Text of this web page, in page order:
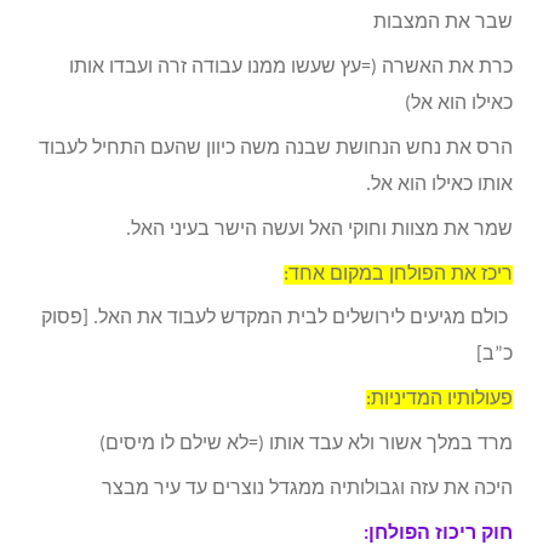
שבר את המצבות
כרת את האשרה (=עץ שעשו ממנו עבודה זרה ועבדו אותו
כאילו הוא אל)
הרס את נחש הנחושת שבנה משה כיוון שהעם התחיל לעבוד
אותו כאילו הוא אל.
שמר את מצוות וחוקי האל ועשה הישר בעיני האל.
ריכז את הפולחן במקום אחד:
כולם מגיעים לירושלים לבית המקדש לעבוד את האל. [פסוק
כ”ב]
פעולותיו המדיניות:
מרד במלך אשור ולא עבד אותו (=לא שילם לו מיסים)
היכה את עזה וגבולותיה ממגדל נוצרים עד עיר מבצר
חוק ריכוז הפולחן: